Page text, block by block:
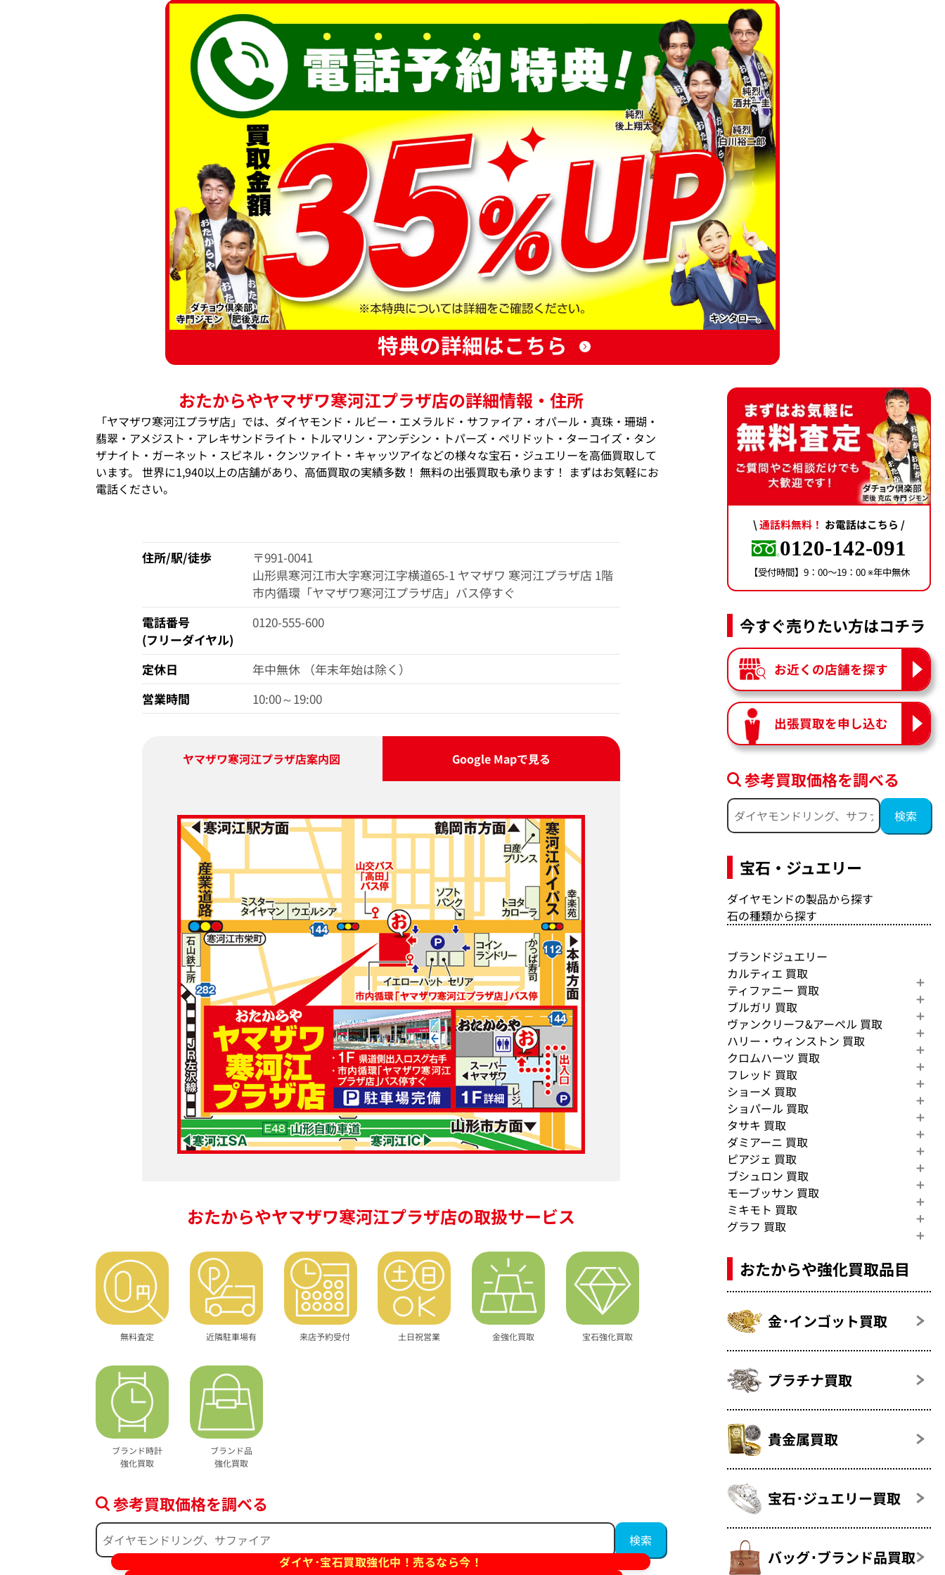
特典の詳細はこちら
おたからやヤマザワ寒河江プラザ店の詳細情報・住所
「ヤマザワ寒河江プラザ店」では、ダイヤモンド・ルビー・エメラルド・サファイア・オパール・真珠・珊瑚・
翡翠・アメジスト・アレキサンドライト・トルマリン・アンデシン・トパーズ・ペリドット・ターコイズ・タン
ザナイト・ガーネット・スピネル・クンツァイト・キャッツアイなどの様々な宝石・ジュエリーを高価買取して
います。 世界に1,940以上の店舗があり、高価買取の実績多数！ 無料の出張買取も承ります！ まずはお気軽にお
電話ください。
住所/駅/徒歩
〒991-0041
山形県寒河江市大字寒河江字横道65-1 ヤマザワ 寒河江プラザ店 1階
市内循環「ヤマザワ寒河江プラザ店」バス停すぐ
電話番号
(フリーダイヤル)
0120-555-600
定休日
年中無休 （年末年始は除く）
営業時間
10:00～19:00
ヤマザワ寒河江プラザ店案内図 Google Mapで見る
おたからやヤマザワ寒河江プラザ店の取扱サービス
無料査定 近隣駐車場有 来店予約受付 土日祝営業 金強化買取 宝石強化買取
ブランド時計
強化買取
ブランド品
強化買取
参考買取価格を調べる
ダイヤ･宝石買取強化中！売るなら今！
\通話料無料！ お電話はこちら /
0120-142-091
【受付時間】9：00〜19：00 ※年中無休
今すぐ売りたい方はコチラ
お近くの店舗を探す
出張買取を申し込む
参考買取価格を調べる
宝石・ジュエリー
ダイヤモンドの製品から探す
石の種類から探す
ブランドジュエリー
カルティエ 買取
ティファニー 買取
ブルガリ 買取
ヴァンクリーフ&アーペル 買取
ハリー・ウィンストン 買取
クロムハーツ 買取
フレッド 買取
ショーメ 買取
ショパール 買取
タサキ 買取
ダミアーニ 買取
ピアジェ 買取
ブシュロン 買取
モーブッサン 買取
ミキモト 買取
グラフ 買取
おたからや強化買取品目
金･インゴット買取
プラチナ買取
貴金属買取
宝石･ジュエリー買取
バッグ･ブランド品買取